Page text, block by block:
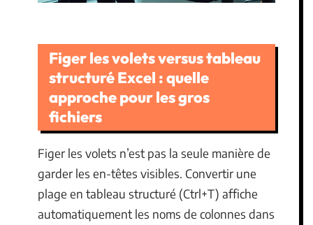
Figer les volets versus tableau
structuré Excel : quelle
approche pour les gros
fichiers
Figer les volets n’est pas la seule manière de
garder les en-têtes visibles. Convertir une
plage en tableau structuré (Ctrl+T) affiche
automatiquement les noms de colonnes dans